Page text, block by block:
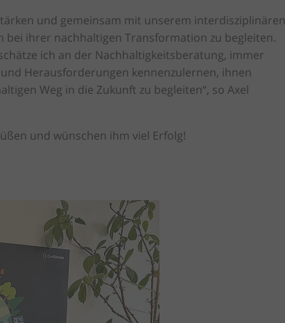
und gemeinsam mit unserem interdisziplinären
ihrer nachhaltigen Transformation zu begleiten.
ich an der Nachhaltigkeitsberatung, immer
Herausforderungen kennenzulernen, ihnen
Weg in die Zukunft zu begleiten“, so Axel
und wünschen ihm viel Erfolg!